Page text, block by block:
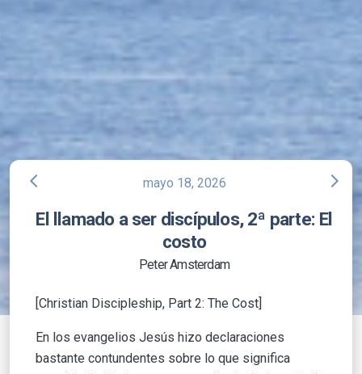
arrow_back_ios mayo 18, 2026 arrow_forward_ios
El llamado a ser discípulos, 2ª parte: El
costo
Peter Amsterdam
[Christian Discipleship, Part 2: The Cost]
En los evangelios Jesús hizo declaraciones
bastante contundentes sobre lo que significa